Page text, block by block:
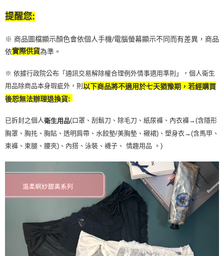
２．關於個人資料處理事宜，請瀏覽以下網址：
３．未成年的使用者請事先徵得法定代理人或監護人之同意方可使用
「AFTEE先享後付」，若未經同意申辦者引起之損失，本公司不負相關責
任。
時審查核予不同之上限額度；若仍有額度不足之情形，本公司將視審查結果
５．嚴禁一人註冊多個帳號或使用他人資訊註冊。若發現惡意使用之情形，
恩沛科技股份有限公司將有權停止該用戶之使用額度並採取法律行動。
付款後7-11取貨
每筆NT$65，滿NT$490(含以上)免運費
宅配(本島)
每筆NT$100，滿NT$790(含以上)免運費
付款後寶雅門市自取(由倉庫統一出貨)
每筆NT$80，滿NT$290(含以上)免運費
提醒您:
※ 商品圖檔顯示顏色會依個人手機/電腦螢幕顯示不同而有差異，商品
依實際供貨為準。
※ 依據行政院公布「通訊交易解除權合理例外情事適用準則」，個人衛生
用品除商品本身瑕疵外，則以下商品將不適用於七天猶豫期，若經購買
後恕無法辦理退換貨:
已拆封之個人衛生用品(口罩、刮鬍刀、除毛刀、紙尿褲、內衣褲→(含隱形
胸罩、胸扥、胸貼、透明肩帶、水餃墊/美胸墊、襯裙)、塑身衣→(含馬甲、
束褲、束腿、腰夾) 、內搭、泳裝、襪子、 情趣用品 。)